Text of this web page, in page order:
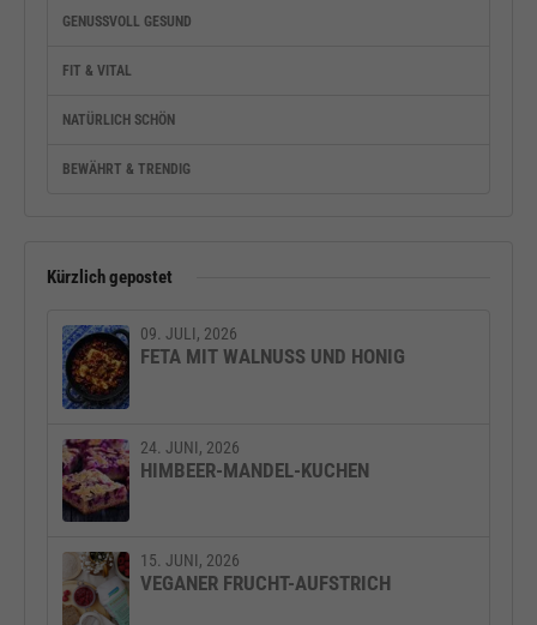
GENUSSVOLL GESUND
FIT & VITAL
NATÜRLICH SCHÖN
BEWÄHRT & TRENDIG
Kürzlich gepostet
09. JULI, 2026
FETA MIT WALNUSS UND HONIG
24. JUNI, 2026
HIMBEER-MANDEL-KUCHEN
15. JUNI, 2026
VEGANER FRUCHT-AUFSTRICH